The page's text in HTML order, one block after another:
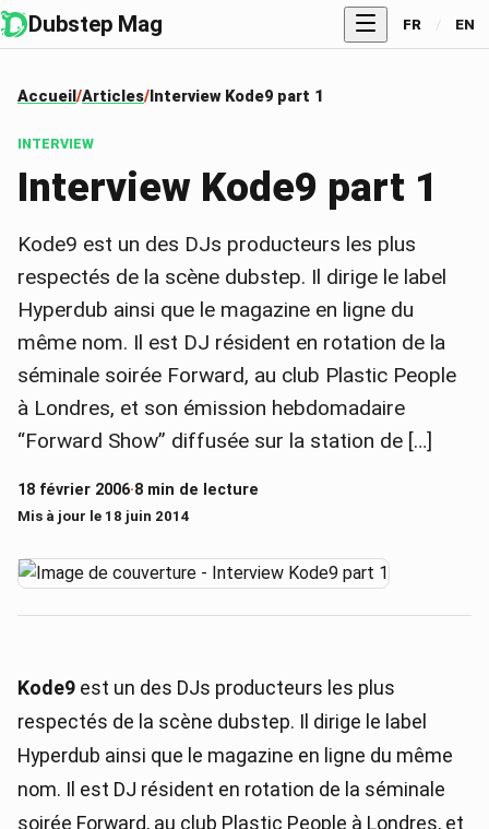
Dubstep Mag FR / EN
Accueil Articles Interview Kode9 part 1
INTERVIEW
Interview Kode9 part 1
Kode9 est un des DJs producteurs les plus
respectés de la scène dubstep. Il dirige le label
Hyperdub ainsi que le magazine en ligne du
même nom. Il est DJ résident en rotation de la
séminale soirée Forward, au club Plastic People
à Londres, et son émission hebdomadaire
“Forward Show” diffusée sur la station de […]
18 février 2006·8 min de lecture
Mis à jour le 18 juin 2014
Kode9 est un des DJs producteurs les plus
respectés de la scène dubstep. Il dirige le label
Hyperdub ainsi que le magazine en ligne du même
nom. Il est DJ résident en rotation de la séminale
soirée Forward, au club Plastic People à Londres, et